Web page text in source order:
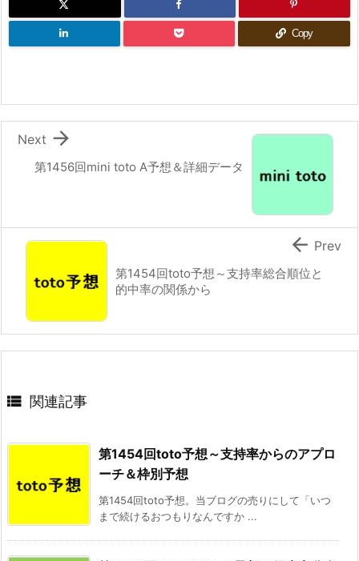
Copy
第1456回mini toto A予想＆詳細データ

Next
第1454回toto予想～支持率総合順位と
的中率の関係から
 Prev
 関連記事
第1454回toto予想～支持率からのアプロ
ーチ＆枠別予想
第1454回toto予想。当ブログの売りにして「いつ
まで続けるおつもりなんですか ...